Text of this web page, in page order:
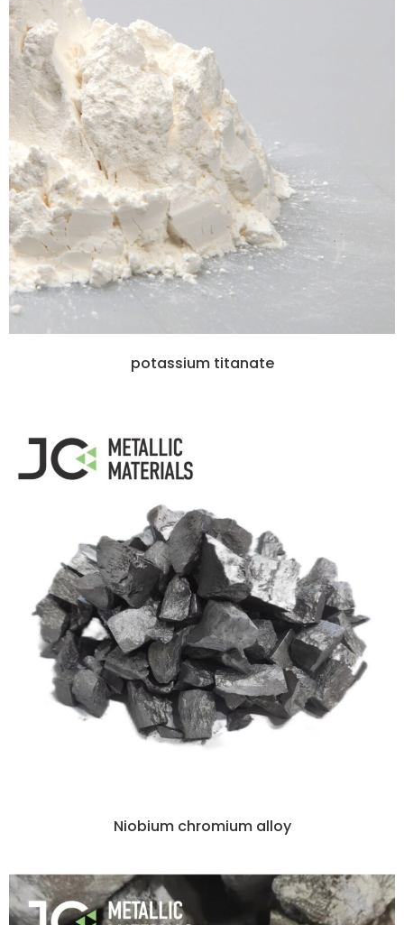
potassium titanate
Niobium chromium alloy